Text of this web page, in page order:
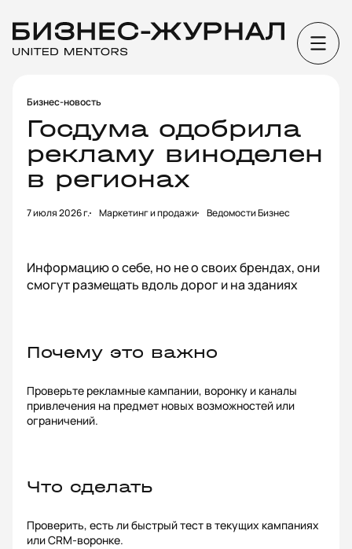
Бизнес-новость
Госдума одобрила
рекламу виноделен
в регионах
7 июля 2026 г. Маркетинг и продажи Ведомости Бизнес
Информацию о себе, но не о своих брендах, они
смогут размещать вдоль дорог и на зданиях
Почему это важно
Проверьте рекламные кампании, воронку и каналы
привлечения на предмет новых возможностей или
ограничений.
Что сделать
Проверить, есть ли быстрый тест в текущих кампаниях
или CRM-воронке.